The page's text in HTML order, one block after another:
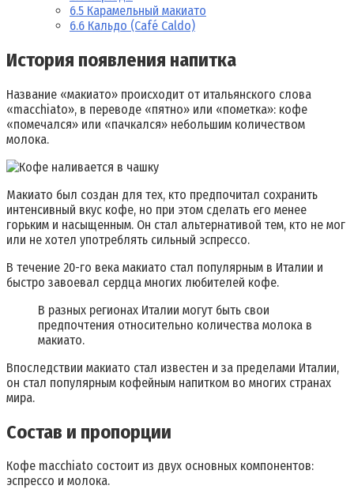
6.5 Карамельный макиато
6.6 Кальдо (Café Caldo)
История появления напитка
Название «макиато» происходит от итальянского слова
«macchiato», в переводе «пятно» или «пометка»: кофе
«помечался» или «пачкался» небольшим количеством
молока.
Макиато был создан для тех, кто предпочитал сохранить
интенсивный вкус кофе, но при этом сделать его менее
горьким и насыщенным. Он стал альтернативой тем, кто не мог
или не хотел употреблять сильный эспрессо.
В течение 20-го века макиато стал популярным в Италии и
быстро завоевал сердца многих любителей кофе.
В разных регионах Италии могут быть свои
предпочтения относительно количества молока в
макиато.
Впоследствии макиато стал известен и за пределами Италии,
он стал популярным кофейным напитком во многих странах
мира.
Состав и пропорции
Кофе macchiato состоит из двух основных компонентов:
эспрессо и молока.